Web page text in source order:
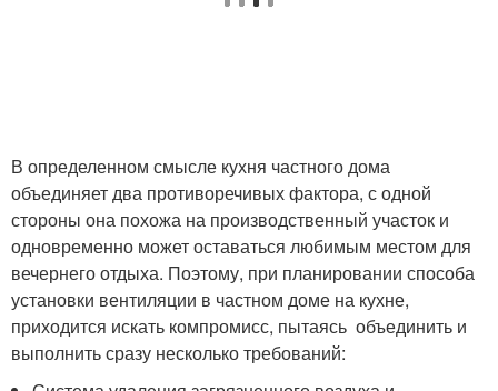
В определенном смысле кухня частного дома
объединяет два противоречивых фактора, с одной
стороны она похожа на производственный участок и
одновременно может оставаться любимым местом для
вечернего отдыха. Поэтому, при планировании способа
установки вентиляции в частном доме на кухне,
приходится искать компромисс, пытаясь объединить и
выполнить сразу несколько требований: